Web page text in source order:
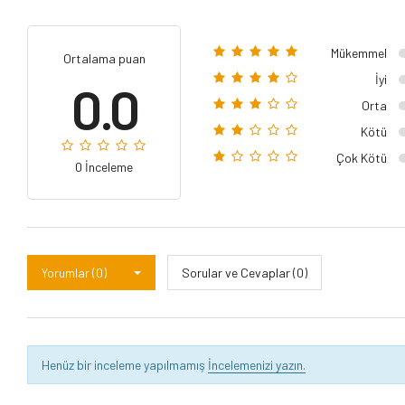
Ortalama puan
0.0
0 İnceleme
Mükemmel
İyi
Orta
Kötü
Çok Kötü
Yorumlar (0) Sorular ve Cevaplar (0)
Henüz bir inceleme yapılmamış İncelemenizi yazın.